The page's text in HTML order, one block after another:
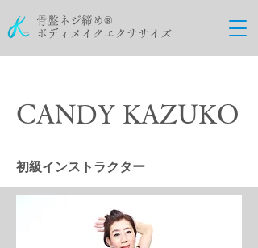
骨盤ネジ締め®
ボディメイクエクササイズ
CANDY KAZUKO
初級インストラクター